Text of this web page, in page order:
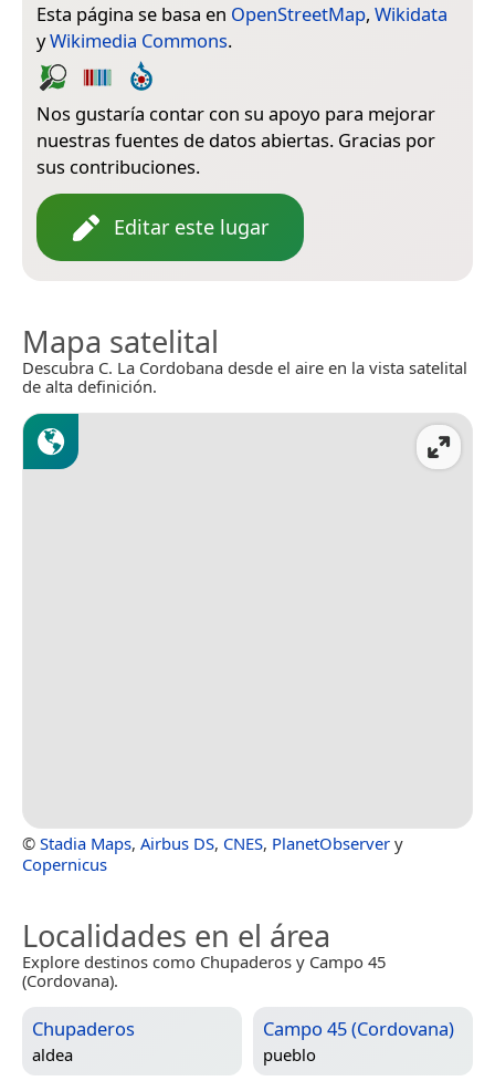
Esta página se basa en OpenStreetMap, Wikidata
yWikimedia Commons.
Nos gustaría contar con su apoyo para mejorar
nuestras fuentes de datos abiertas. Gracias por
sus contribuciones.
Editar este lugar
Mapa satelital
Descubra C. La Cordobana desde el aire en la vista satelital
de alta definición.
© Stadia Maps, Airbus DS, CNES, PlanetObserver y
Copernicus
Localidades en el área
Explore destinos como Chupaderos y Campo 45
(Cordovana).
Chupaderos
aldea
Campo 45 (Cordovana)
pueblo